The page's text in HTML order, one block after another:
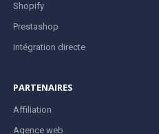
Shopify
Prestashop
Intégration directe
PARTENAIRES
Affiliation
Agence web